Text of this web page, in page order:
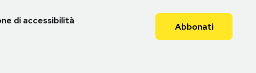
di accessibilità
Abbonati